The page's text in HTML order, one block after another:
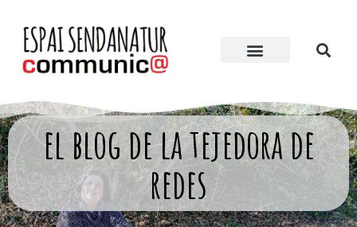
el blog de la tejedora de
redes